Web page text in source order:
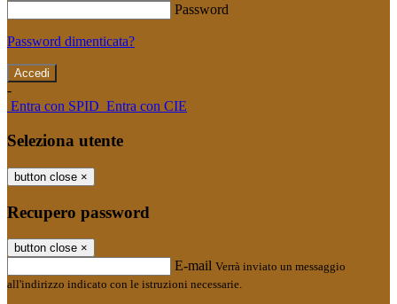
Password
Password dimenticata?
-
Entra con SPID Entra con CIE
Seleziona utente
button close ×
Recupero password
button close ×
E-mail Verrà inviato un messaggio
all'indirizzo indicato con le istruzioni necessarie.